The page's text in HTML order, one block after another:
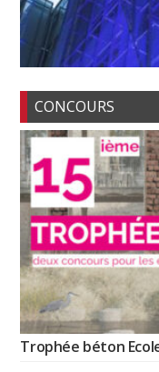
CONCOURS
Trophée béton